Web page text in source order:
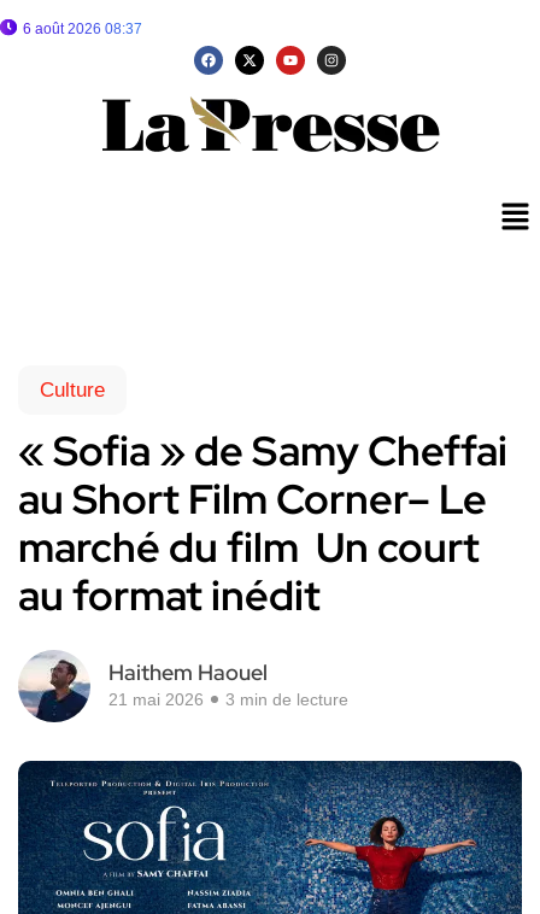
6 août 2026 08:37
Culture
« Sofia » de Samy Cheffai
au Short Film Corner– Le
marché du film Un court
au format inédit
Haithem Haouel
21 mai 2026 3 min de lecture